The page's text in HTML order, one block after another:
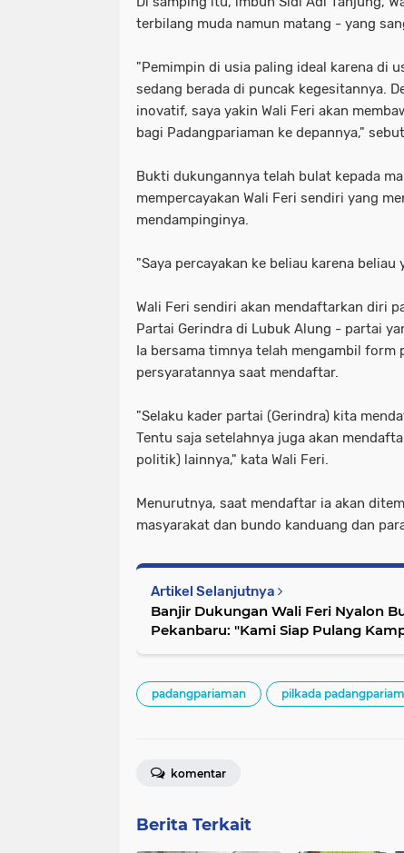
terbilang muda namun matang - yang
"Pemimpin di usia paling ideal karena di
sedang berada di puncak kegesitannya.
inovatif, saya yakin Wali Feri akan
bagi Padangpariaman ke depannya,"
Bukti dukungannya telah bulat kepada
mempercayakan Wali Feri sendiri yang
mendampinginya.
"Saya percayakan ke beliau karena
Wali Feri sendiri akan mendaftarkan diri
Partai Gerindra di Lubuk Alung - partai
Ia bersama timnya telah mengambil form
persyaratannya saat mendaftar.
"Selaku kader partai (Gerindra) kita
Tentu saja setelahnya juga akan
politik) lainnya," kata Wali Feri.
Menurutnya, saat mendaftar ia akan
masyarakat dan bundo kanduang dan
Artikel Selanjutnya
Banjir Dukungan Wali Feri Nyalon
Pekanbaru: "Kami Siap Pulang
padangpariaman pilkada
komentar
Berita Terkait